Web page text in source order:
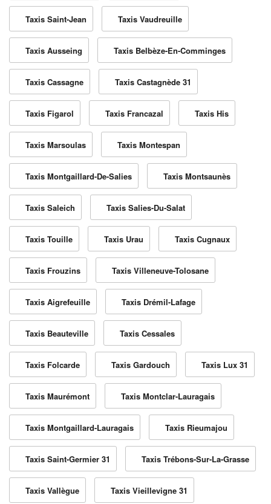
Taxis Saint-Jean Taxis Vaudreuille
Taxis Ausseing Taxis Belbèze-En-Comminges
Taxis Cassagne Taxis Castagnède 31
Taxis Figarol Taxis Francazal Taxis His
Taxis Marsoulas Taxis Montespan
Taxis Montgaillard-De-Salies Taxis Montsaunès
Taxis Saleich Taxis Salies-Du-Salat
Taxis Touille Taxis Urau Taxis Cugnaux
Taxis Frouzins Taxis Villeneuve-Tolosane
Taxis Aigrefeuille Taxis Drémil-Lafage
Taxis Beauteville Taxis Cessales
Taxis Folcarde Taxis Gardouch Taxis Lux 31
Taxis Maurémont Taxis Montclar-Lauragais
Taxis Montgaillard-Lauragais Taxis Rieumajou
Taxis Saint-Germier 31 Taxis Trébons-Sur-La-Grasse
Taxis Vallègue Taxis Vieillevigne 31